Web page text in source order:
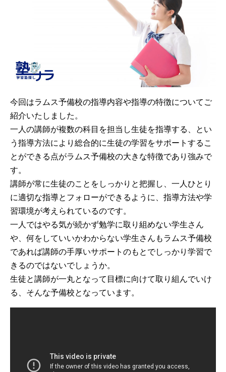
今回はラムス予備校の指導内容や指導の特徴についてご
紹介いたしました。
一人の講師が複数の科目を担当し生徒を指導する、とい
う指導方法により総合的に生徒の学習をサポートするこ
とができる点がラムス予備校の大きな特徴であり強みで
す。
講師が常に生徒のことをしっかりと把握し、一人ひとり
に適切な指導とフォローができるように、指導方法や学
習環境が考えられているのです。
一人ではやる気が続かず勉学に取り組めない学生さん
や、何をしていいかわからない学生さんもラムス予備校
であれば講師の手厚いサポートのもとでしっかり学習で
きるのではないでしょうか。
生徒と講師が一丸となって目標に向けて取り組んでいけ
る、そんな予備校となっています。